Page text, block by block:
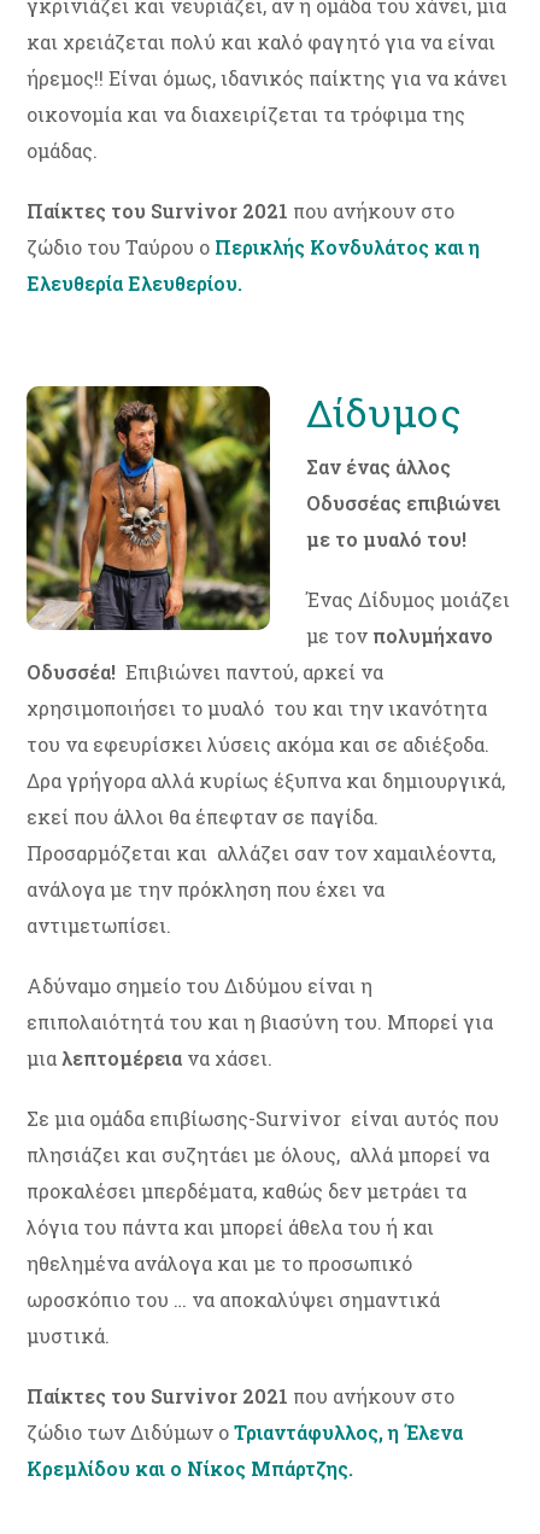
γκρινιάζει και νευριάζει, αν η ομάδα του χάνει, μια
και χρειάζεται πολύ και καλό φαγητό για να είναι
ήρεμος!! Είναι όμως, ιδανικός παίκτης για να κάνει
οικονομία και να διαχειρίζεται τα τρόφιμα της
ομάδας.
Παίκτες του Survivor 2021 που ανήκουν στο
ζώδιο του Ταύρου ο Περικλής Κονδυλάτος και η
Ελευθερία Ελευθερίου.
Δίδυμος
Σαν ένας άλλος
Οδυσσέας επιβιώνει
με το μυαλό του!
Ένας Δίδυμος μοιάζει
με τον πολυμήχανο
Οδυσσέα! Επιβιώνει παντού, αρκεί να
χρησιμοποιήσει το μυαλό του και την ικανότητα
του να εφευρίσκει λύσεις ακόμα και σε αδιέξοδα.
Δρα γρήγορα αλλά κυρίως έξυπνα και δημιουργικά,
εκεί που άλλοι θα έπεφταν σε παγίδα.
Προσαρμόζεται και αλλάζει σαν τον χαμαιλέοντα,
ανάλογα με την πρόκληση που έχει να
αντιμετωπίσει.
Αδύναμο σημείο του Διδύμου είναι η
επιπολαιότητά του και η βιασύνη του. Μπορεί για
μια λεπτομέρεια να χάσει.
Σε μια ομάδα επιβίωσης-Survivor είναι αυτός που
πλησιάζει και συζητάει με όλους, αλλά μπορεί να
προκαλέσει μπερδέματα, καθώς δεν μετράει τα
λόγια του πάντα και μπορεί άθελα του ή και
ηθελημένα ανάλογα και με το προσωπικό
ωροσκόπιο του … να αποκαλύψει σημαντικά
μυστικά.
Παίκτες του Survivor 2021 που ανήκουν στο
ζώδιο των Διδύμων οΤριαντάφυλλος, η Έλενα
Κρεμλίδου και ο Νίκος Μπάρτζης.